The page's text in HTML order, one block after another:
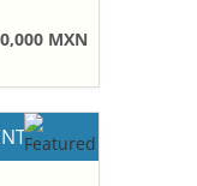
MXN